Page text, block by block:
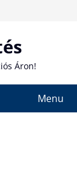
Áron!
Menu